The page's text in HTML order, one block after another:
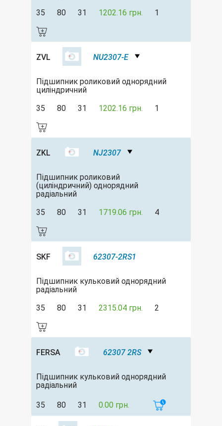
35
80 31 1202.16 грн. 1
ZVL NU2307-E
Підшипник роликовий однорядний
циліндричний
35
80 31 1202.16 грн. 1
ZKL NJ2307
Підшипник роликовий
(циліндричний) однорядний
радіальний
35
80 31 1719.06 грн. 4
SKF 62307-2RS1
Підшипник кульковий однорядний
радіальний
35
80 31 2315.04 грн. 2
FERSA 62307 2RS
Підшипник кульковий однорядний
радіальний
35 80 31 0.00 грн.